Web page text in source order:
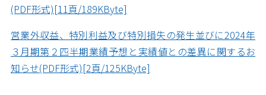
(PDF形式)[11頁/189KByte]
営業外収益、特別利益及び特別損失の発生並びに2024年
３月期第２四半期業績予想と実績値との差異に関するお
知らせ(PDF形式)[2頁/125KByte]